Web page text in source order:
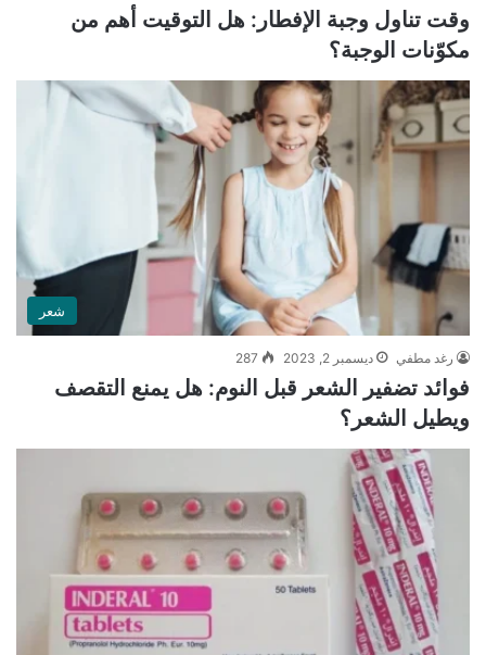
وقت تناول وجبة الإفطار: هل التوقيت أهم من
مكوّنات الوجبة؟
شعر
رغد مطفي ديسمبر 2, 2023 287
فوائد تضفير الشعر قبل النوم: هل يمنع التقصف
ويطيل الشعر؟